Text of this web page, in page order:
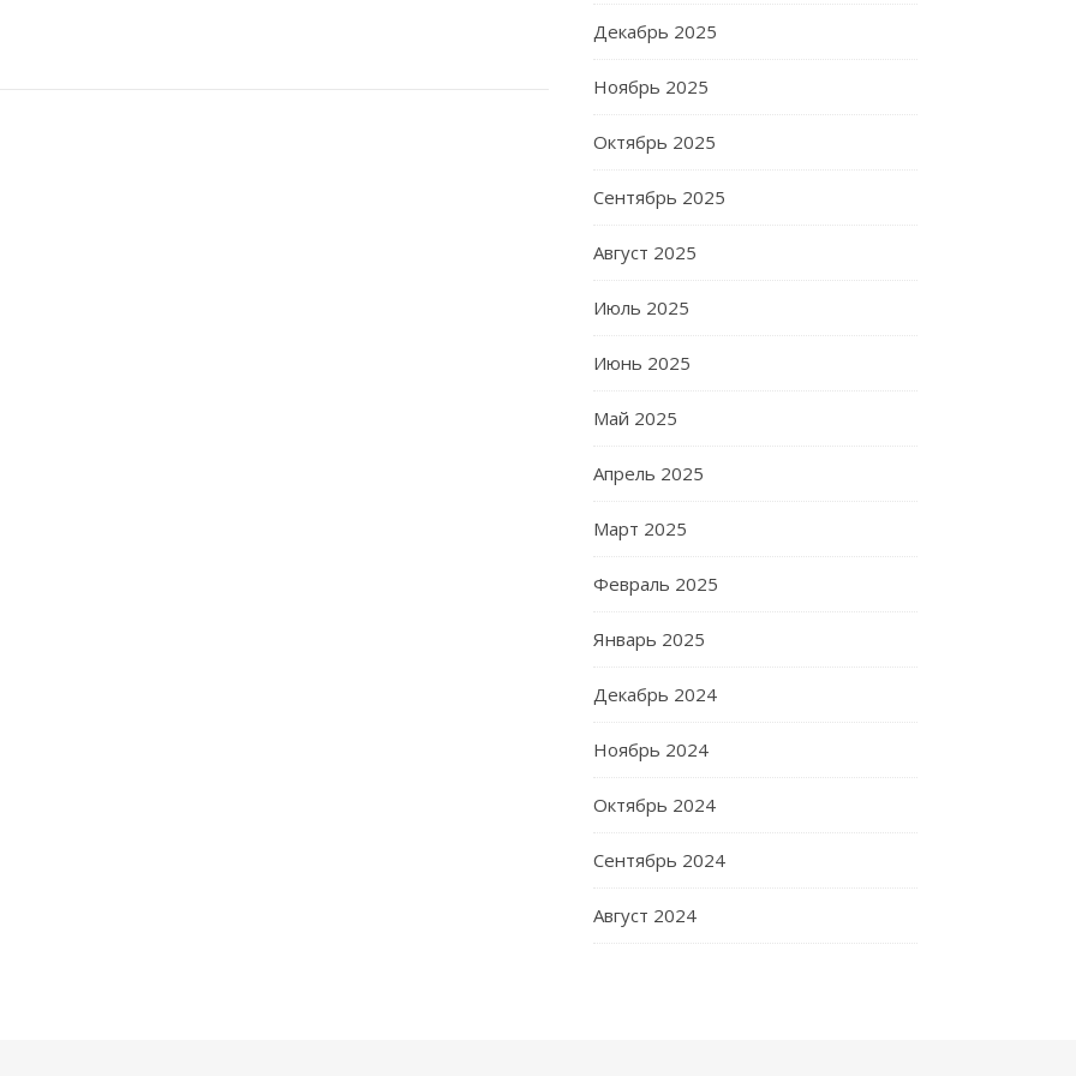
Декабрь 2025
Ноябрь 2025
Октябрь 2025
Сентябрь 2025
Август 2025
Июль 2025
Июнь 2025
Май 2025
Апрель 2025
Март 2025
Февраль 2025
Январь 2025
Декабрь 2024
Ноябрь 2024
Октябрь 2024
Сентябрь 2024
Август 2024